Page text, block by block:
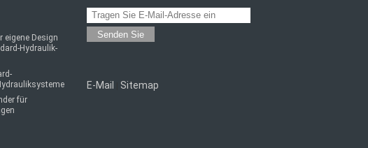
eigene Design
Hydraulik-
für
Senden Sie
E-Mail Sitemap